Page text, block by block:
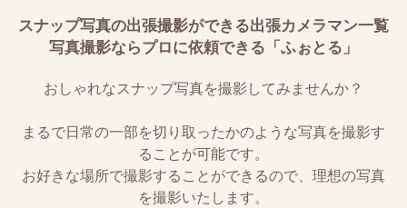
スナップ写真の出張撮影ができる出張カメラマン一覧
写真撮影ならプロに依頼できる「ふぉとる」
おしゃれなスナップ写真を撮影してみませんか？
まるで日常の一部を切り取ったかのような写真を撮影す
ることが可能です。
お好きな場所で撮影することができるので、理想の写真
を撮影いたします。